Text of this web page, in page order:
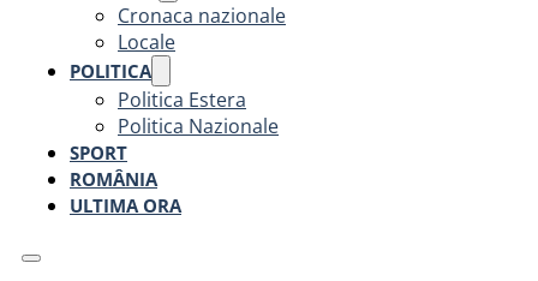
Cronaca nazionale
Locale
POLITICA
Politica Estera
Politica Nazionale
SPORT
ROMÂNIA
ULTIMA ORA